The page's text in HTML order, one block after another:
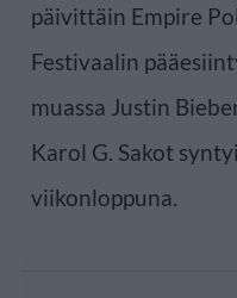
päivittäin Empire
Festivaalin
muassa Justin
Karol G. Sakot
viikonloppuna.